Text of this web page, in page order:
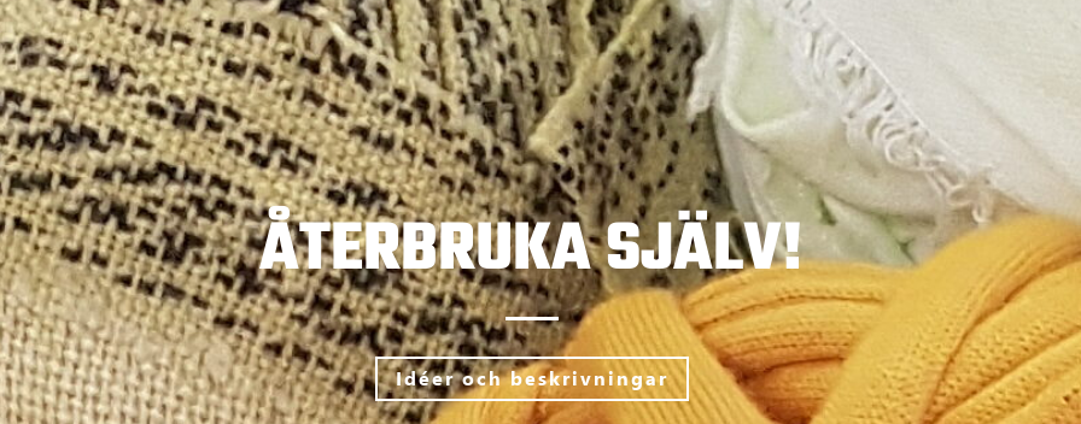
ÅTERBRUKA SJÄLV!
Idéer och beskrivningar